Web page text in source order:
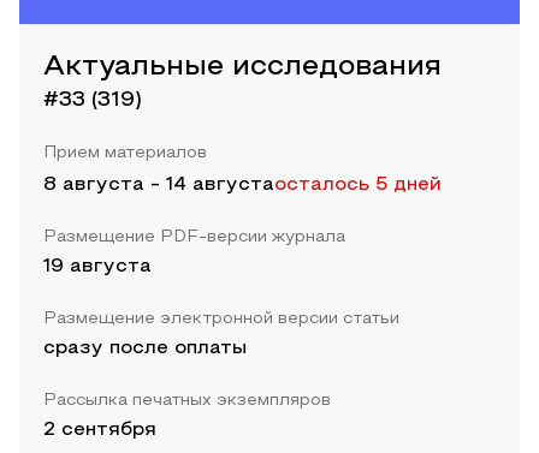
Актуальные исследования
#33 (319)
Прием материалов
8 августа - 14 августаосталось 5 дней
Размещение PDF-версии журнала
19 августа
Размещение электронной версии статьи
сразу после оплаты
Рассылка печатных экземпляров
2 сентября